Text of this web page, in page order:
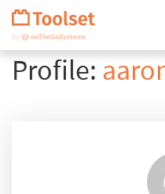
Passer
navigation
Profile: